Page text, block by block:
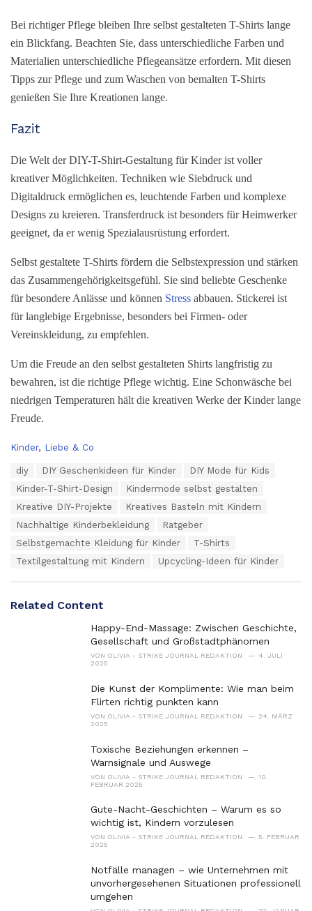
Bei richtiger Pflege bleiben Ihre selbst gestalteten T-Shirts lange
ein Blickfang. Beachten Sie, dass unterschiedliche Farben und
Materialien unterschiedliche Pflegeansätze erfordern. Mit diesen
Tipps zur Pflege und zum Waschen von bemalten T-Shirts
genießen Sie Ihre Kreationen lange.
Fazit
Die Welt der DIY-T-Shirt-Gestaltung für Kinder ist voller
kreativer Möglichkeiten. Techniken wie Siebdruck und
Digitaldruck ermöglichen es, leuchtende Farben und komplexe
Designs zu kreieren. Transferdruck ist besonders für Heimwerker
geeignet, da er wenig Spezialausrüstung erfordert.
Selbst gestaltete T-Shirts fördern die Selbstexpression und stärken
das Zusammengehörigkeitsgefühl. Sie sind beliebte Geschenke
für besondere Anlässe und können Stress abbauen. Stickerei ist
für langlebige Ergebnisse, besonders bei Firmen- oder
Vereinskleidung, zu empfehlen.
Um die Freude an den selbst gestalteten Shirts langfristig zu
bewahren, ist die richtige Pflege wichtig. Eine Schonwäsche bei
niedrigen Temperaturen hält die kreativen Werke der Kinder lange
Freude.
C
Kinder, Liebe & Co
diy DIY Geschenkideen für Kinder
DIY Mode für Kids
Kinder-T-Shirt-Design
Kindermode selbst gestalten
Kreative DIY-Projekte
Kreatives Basteln mit Kindern
Nachhaltige Kinderbekleidung
Ratgeber
Selbstgemachte Kleidung für Kinder
T-Shirts
Textilgestaltung mit Kindern
Upcycling-Ideen für Kinder
Related Content
Happy-End-Massage: Zwischen Geschichte,
Gesellschaft und Großstadtphänomen
VON OLIVIA - STRIKE JOURNAL REDAKTION
4. JULI
2025
Die Kunst der Komplimente: Wie man beim
Flirten richtig punkten kann
VON OLIVIA - STRIKE JOURNAL REDAKTION
24. MÄRZ
2025
Toxische Beziehungen erkennen –
Warnsignale und Auswege
VON OLIVIA - STRIKE JOURNAL REDAKTION
10.
FEBRUAR 2025
Gute-Nacht-Geschichten – Warum es so
wichtig ist, Kindern vorzulesen
VON OLIVIA - STRIKE JOURNAL REDAKTION
5. FEBRUAR
2025
Notfälle managen – wie Unternehmen mit
unvorhergesehenen Situationen professionell
umgehen